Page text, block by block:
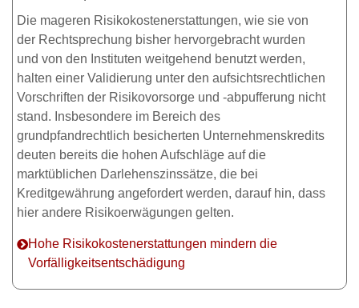
Die mageren Risikokostenerstattungen, wie sie von
der Rechtsprechung bisher hervorgebracht wurden
und von den Instituten weitgehend benutzt werden,
halten einer Validierung unter den aufsichtsrechtlichen
Vorschriften der Risikovorsorge und -abpufferung nicht
stand. Insbesondere im Bereich des
grundpfandrechtlich besicherten Unternehmenskredits
deuten bereits die hohen Aufschläge auf die
marktüblichen Darlehenszinssätze, die bei
Kreditgewährung angefordert werden, darauf hin, dass
hier andere Risikoerwägungen gelten.
Hohe Risikokostenerstattungen mindern die
Vorfälligkeitsentschädigung